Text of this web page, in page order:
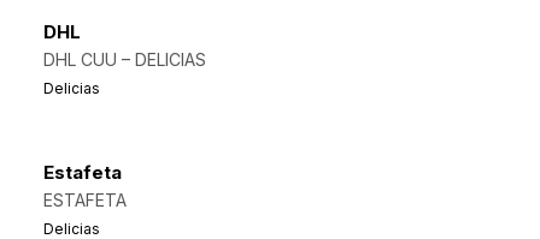
DHL
DHL CUU – DELICIAS
Delicias
Estafeta
ESTAFETA
Delicias